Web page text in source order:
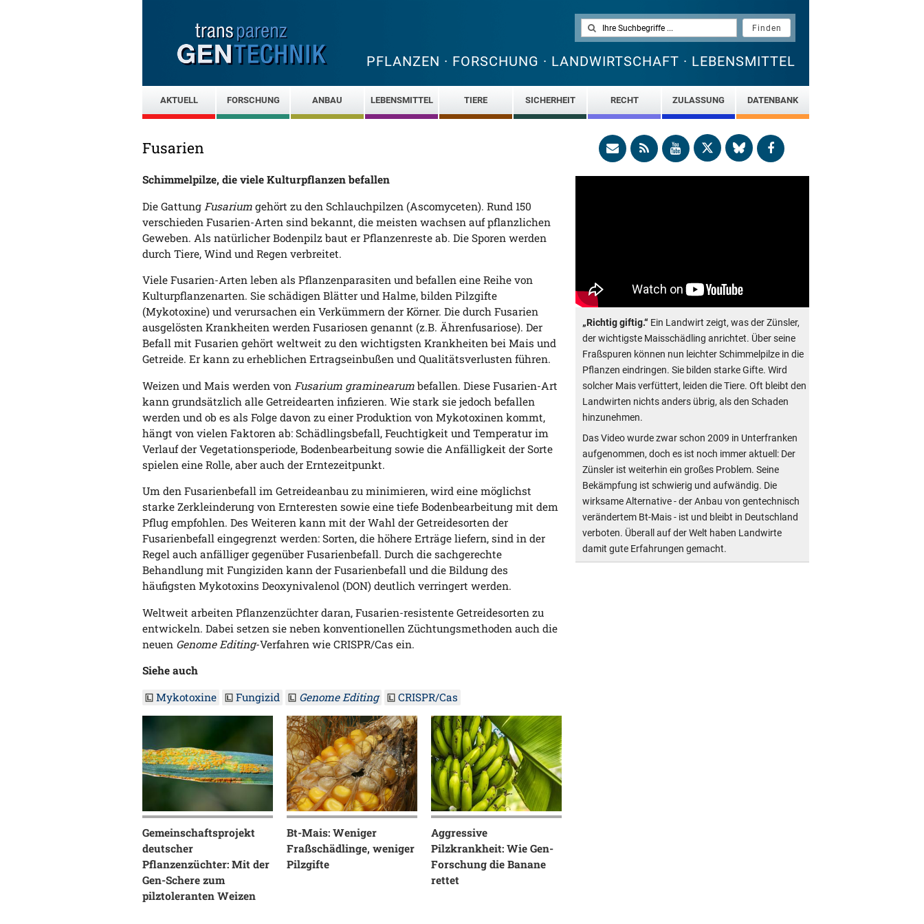
PFLANZEN · FORSCHUNG · LANDWIRTSCHAFT · LEBENSMITTEL
AKTUELL FORSCHUNG ANBAU LEBENSMITTEL TIERE SICHERHEIT RECHT ZULASSUNG DATENBANK
Fusarien
Schimmelpilze, die viele Kulturpflanzen befallen
Die Gattung Fusarium gehört zu den Schlauchpilzen (Ascomyceten). Rund 150
verschieden Fusarien-Arten sind bekannt, die meisten wachsen auf pflanzlichen
Geweben. Als natürlicher Bodenpilz baut er Pflanzenreste ab. Die Sporen werden
durch Tiere, Wind und Regen verbreitet.
Viele Fusarien-Arten leben als Pflanzenparasiten und befallen eine Reihe von
Kulturpflanzenarten. Sie schädigen Blätter und Halme, bilden Pilzgifte
(Mykotoxine) und verursachen ein Verkümmern der Körner. Die durch Fusarien
ausgelösten Krankheiten werden Fusariosen genannt (z.B. Ährenfusariose). Der
Befall mit Fusarien gehört weltweit zu den wichtigsten Krankheiten bei Mais und
Getreide. Er kann zu erheblichen Ertragseinbußen und Qualitätsverlusten führen.
Weizen und Mais werden von Fusarium graminearum befallen. Diese Fusarien-Art
kann grundsätzlich alle Getreidearten infizieren. Wie stark sie jedoch befallen
werden und ob es als Folge davon zu einer Produktion von Mykotoxinen kommt,
hängt von vielen Faktoren ab: Schädlingsbefall, Feuchtigkeit und Temperatur im
Verlauf der Vegetationsperiode, Bodenbearbeitung sowie die Anfälligkeit der Sorte
spielen eine Rolle, aber auch der Erntezeitpunkt.
Um den Fusarienbefall im Getreideanbau zu minimieren, wird eine möglichst
starke Zerkleinderung von Ernteresten sowie eine tiefe Bodenbearbeitung mit dem
Pflug empfohlen. Des Weiteren kann mit der Wahl der Getreidesorten der
Fusarienbefall eingegrenzt werden: Sorten, die höhere Erträge liefern, sind in der
Regel auch anfälliger gegenüber Fusarienbefall. Durch die sachgerechte
Behandlung mit Fungiziden kann der Fusarienbefall und die Bildung des
häufigsten Mykotoxins Deoxynivalenol (DON) deutlich verringert werden.
Weltweit arbeiten Pflanzenzüchter daran, Fusarien-resistente Getreidesorten zu
entwickeln. Dabei setzen sie neben konventionellen Züchtungsmethoden auch die
neuen Genome Editing-Verfahren wie CRISPR/Cas ein.
Siehe auch
Mykotoxine
Fungizid Genome Editing CRISPR/Cas
Gemeinschaftsprojekt
deutscher
Pflanzenzüchter: Mit der
Gen-Schere zum
pilztoleranten Weizen
Bt-Mais: Weniger
Fraßschädlinge, weniger
Pilzgifte
Aggressive
Pilzkrankheit: Wie Gen-
Forschung die Banane
rettet
„Richtig giftig.“ Ein Landwirt zeigt, was der Zünsler,
der wichtigste Maisschädling anrichtet. Über seine
Fraßspuren können nun leichter Schimmelpilze in die
Pflanzen eindringen. Sie bilden starke Gifte. Wird
solcher Mais verfüttert, leiden die Tiere. Oft bleibt den
Landwirten nichts anders übrig, als den Schaden
hinzunehmen.
Das Video wurde zwar schon 2009 in Unterfranken
aufgenommen, doch es ist noch immer aktuell: Der
Zünsler ist weiterhin ein großes Problem. Seine
Bekämpfung ist schwierig und aufwändig. Die
wirksame Alternative - der Anbau von gentechnisch
verändertem Bt-Mais - ist und bleibt in Deutschland
verboten. Überall auf der Welt haben Landwirte
damit gute Erfahrungen gemacht.